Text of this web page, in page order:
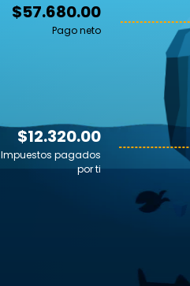
$57.680.00
Pago neto
$12.320.00
Impuestos pagados
por ti